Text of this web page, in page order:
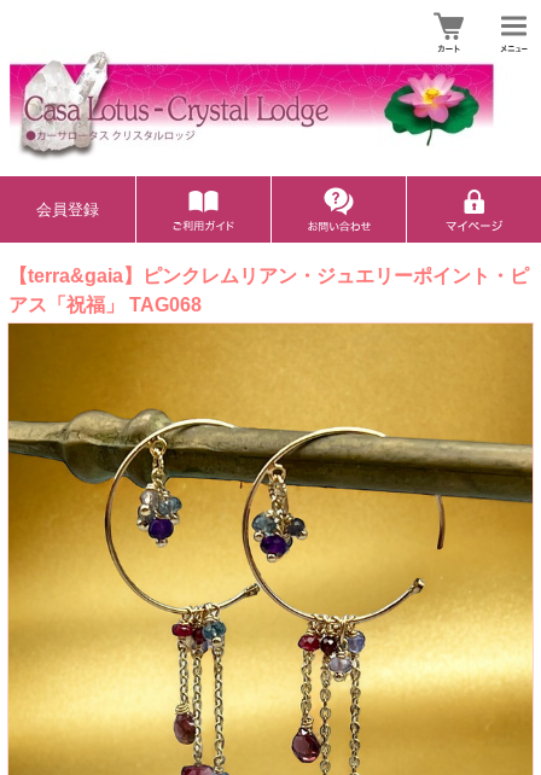
会員登録
【terra&gaia】ピンクレムリアン・ジュエリーポイント・ピ
アス「祝福」 TAG068